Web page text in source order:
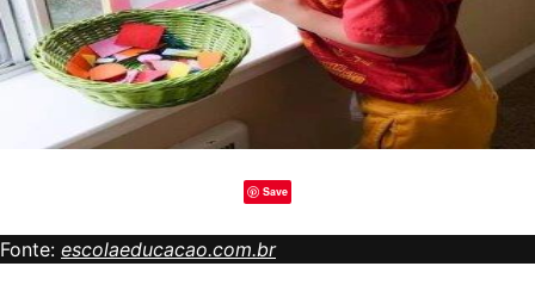
Save
Fonte: escolaeducacao.com.br